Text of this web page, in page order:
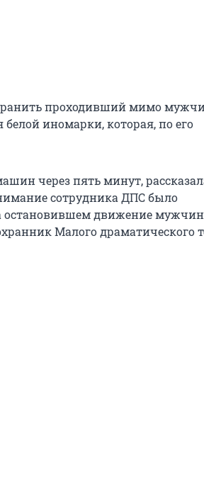
проходивший мимо
иномарки, которая, по его
через пять минут,
сотрудника ДПС было
остановившем движение
Малого драматического